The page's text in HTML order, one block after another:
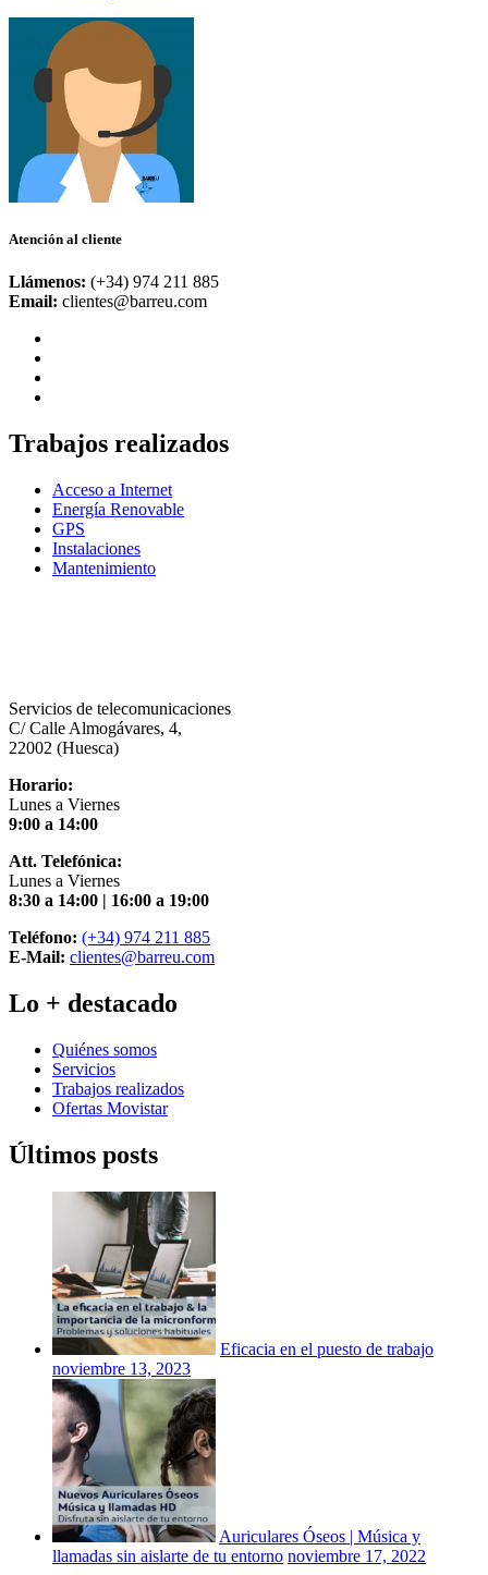
Atención al cliente
Llámenos: (+34) 974 211 885
Email: clientes@barreu.com
Trabajos realizados
Acceso a Internet
Energía Renovable
GPS
Instalaciones
Mantenimiento
Servicios de telecomunicaciones
C/ Calle Almogávares, 4,
22002 (Huesca)
Horario:
Lunes a Viernes
9:00 a 14:00
Att. Telefónica:
Lunes a Viernes
8:30 a 14:00 | 16:00 a 19:00
Teléfono: (+34) 974 211 885
E-Mail: clientes@barreu.com
Lo + destacado
Quiénes somos
Servicios
Trabajos realizados
Ofertas Movistar
Últimos posts
Eficacia en el puesto de trabajo
noviembre 13, 2023
Auriculares Óseos | Música y
llamadas sin aislarte de tu entorno noviembre 17, 2022